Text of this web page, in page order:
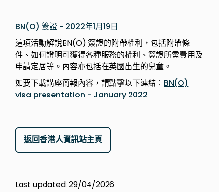
BN(O) 簽證 - 2022年1月19日
這項活動解說BN(O) 簽證的附帶權利，包括附帶條
件、如何證明可獲得各種服務的權利、簽證所需費用及
申請定居等。內容亦包括在英國出生的兒童。
如要下載講座簡報內容，請點擊以下連結︰ BN(O)
visa presentation - January 2022
返回香港人資訊站主頁
Last updated: 29/04/2026